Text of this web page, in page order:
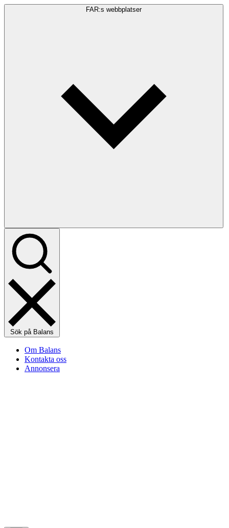
FAR:s webbplatser
Sök på Balans
Om Balans
Kontakta oss
Annonsera